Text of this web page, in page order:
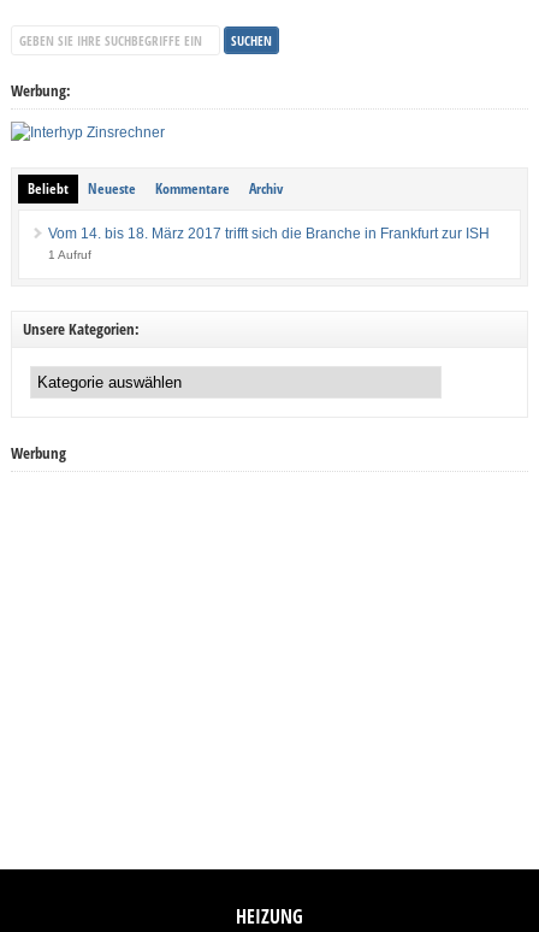
Werbung:
Beliebt Neueste Kommentare Archiv
Vom 14. bis 18. März 2017 trifft sich die Branche in Frankfurt zur ISH
1 Aufruf
Unsere Kategorien:
Kategorien:
Werbung
HEIZUNG